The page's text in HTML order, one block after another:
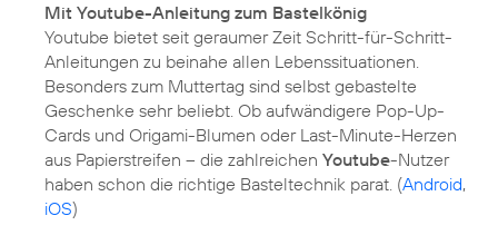
Mit Youtube-Anleitung zum Bastelkönig
Youtube bietet seit geraumer Zeit Schritt-für-Schritt-
Anleitungen zu beinahe allen Lebenssituationen.
Besonders zum Muttertag sind selbst gebastelte
Geschenke sehr beliebt. Ob aufwändigere Pop-Up-
Cards und Origami-Blumen oder Last-Minute-Herzen
aus Papierstreifen – die zahlreichen Youtube-Nutzer
haben schon die richtige Basteltechnik parat. (Android,
iOS)